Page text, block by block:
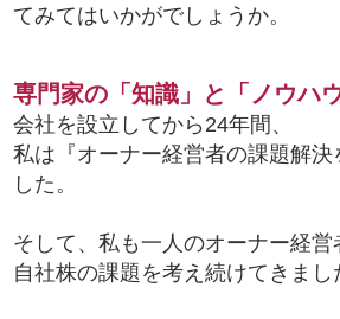
てみてはいかがでしょうか。
専門家の「知識」と「ノウハ
会社を設立してから24年間、
私は『オーナー経営者の課題解決
した。
そして、私も一人のオーナー経営
自社株の課題を考え続けてきまし